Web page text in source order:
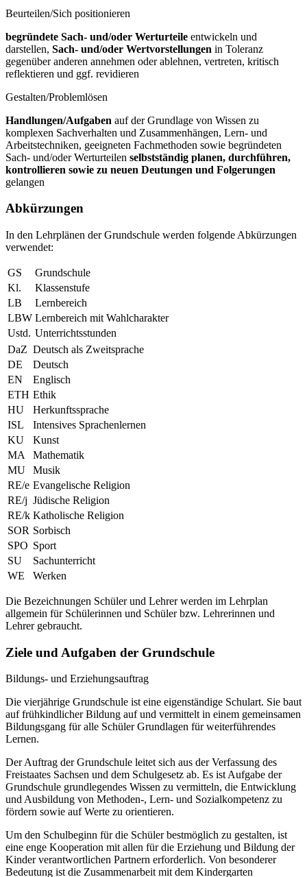
Beurteilen/Sich positionieren
begründete Sach- und/oder Werturteile entwickeln und
darstellen, Sach- und/oder Wertvorstellungen in Toleranz
gegenüber anderen annehmen oder ablehnen, vertreten, kritisch
reflektieren und ggf. revidieren
Gestalten/Problemlösen
Handlungen/Aufgaben auf der Grundlage von Wissen zu
komplexen Sachverhalten und Zusammenhängen, Lern- und
Arbeitstechniken, geeigneten Fachmethoden sowie begründeten
Sach- und/oder Werturteilen selbstständig planen, durchführen,
kontrollieren sowie zu neuen Deutungen und Folgerungen
gelangen
Abkürzungen
In den Lehrplänen der Grundschule werden folgende Abkürzungen
verwendet:
GS
Grundschule
Kl.
Klassenstufe
LB
Lernbereich
LBW Lernbereich mit Wahlcharakter
Ustd. Unterrichtsstunden
DaZ Deutsch als Zweitsprache
DE
Deutsch
EN
Englisch
ETH Ethik
HU
Herkunftssprache
ISL
Intensives Sprachenlernen
KU
Kunst
MA
Mathematik
MU
Musik
RE/e Evangelische Religion
RE/j Jüdische Religion
RE/k Katholische Religion
SOR Sorbisch
SPO Sport
SU
Sachunterricht
WE
Werken
Die Bezeichnungen Schüler und Lehrer werden im Lehrplan
allgemein für Schülerinnen und Schüler bzw. Lehrerinnen und
Lehrer gebraucht.
Ziele und Aufgaben der Grundschule
Bildungs- und Erziehungsauftrag
Die vierjährige Grundschule ist eine eigenständige Schulart. Sie baut
auf frühkindlicher Bildung auf und vermittelt in einem gemeinsamen
Bildungsgang für alle Schüler Grundlagen für weiterführendes
Lernen.
Der Auftrag der Grundschule leitet sich aus der Verfassung des
Freistaates Sachsen und dem Schulgesetz ab. Es ist Aufgabe der
Grundschule grundlegendes Wissen zu vermitteln, die Entwicklung
und Ausbildung von Methoden-, Lern- und Sozialkompetenz zu
fördern sowie auf Werte zu orientieren.
Um den Schulbeginn für die Schüler bestmöglich zu gestalten, ist
eine enge Kooperation mit allen für die Erziehung und Bildung der
Kinder verantwortlichen Partnern erforderlich. Von besonderer
Bedeutung ist die Zusammenarbeit mit dem Kindergarten